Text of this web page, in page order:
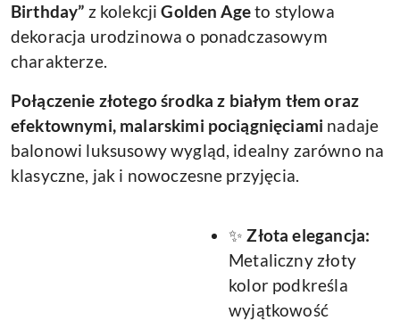
Birthday” z kolekcjiGolden Ageto stylowa
dekoracja urodzinowa o ponadczasowym
charakterze.
Połączenie złotego środka z białym tłem oraz
efektownymi, malarskimi pociągnięciami nadaje
balonowi luksusowy wygląd, idealny zarówno na
klasyczne, jak i nowoczesne przyjęcia.
✨Złota elegancja:
Metaliczny złoty
kolor podkreśla
wyjątkowość